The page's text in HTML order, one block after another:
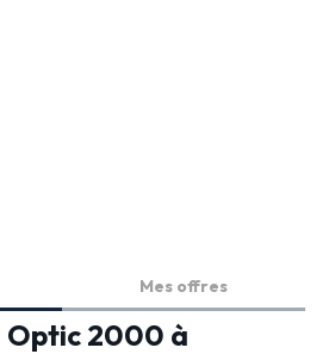
Mes offres
Optic 2000 à